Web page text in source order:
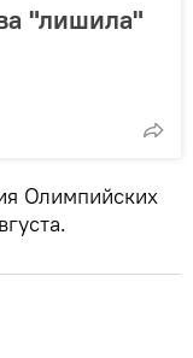
"лишила"
Олимпийских